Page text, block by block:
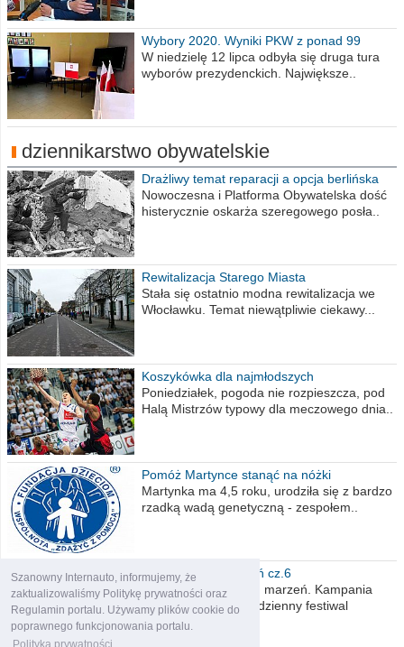
Szanowny Internauto, informujemy, że
zaktualizowaliśmy Politykę prywatności oraz
Regulamin portalu. Używamy plików cookie do
poprawnego funkcjonowania portalu.
Polityka prywatności
Wybory 2020. Wyniki PKW z ponad 99
procent obwodów
W niedzielę 12 lipca odbyła się druga tura
wyborów prezydenckich. Największe..
dziennikarstwo obywatelskie
Drażliwy temat reparacji a opcja berlińska
Nowoczesna i Platforma Obywatelska dość
histerycznie oskarża szeregowego posła..
Rewitalizacja Starego Miasta
Stała się ostatnio modna rewitalizacja we
Włocławku. Temat niewątpliwie ciekawy...
Koszykówka dla najmłodszych
Poniedziałek, pogoda nie rozpieszcza, pod
Halą Mistrzów typowy dla meczowego dnia..
Pomóż Martynce stanąć na nóżki
Martynka ma 4,5 roku, urodziła się z bardzo
rzadką wadą genetyczną - zespołem..
Polska moich marzeń cz.6
Nadszedł kres moich marzeń. Kampania
wyborcza czyli niecodzienny festiwal
obietnic,..